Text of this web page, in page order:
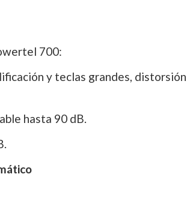
700:
y teclas grandes,
hasta 90 dB.